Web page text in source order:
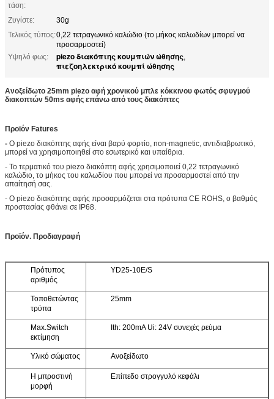
τάση:
Ζυγίστε:
30g
Τελικός τύπος:0,22 τετραγωνικό καλώδιο (το μήκος καλωδίων μπορεί να
προσαρμοστεί)
Υψηλό φως:
piezo διακόπτης κουμπιών ώθησης,
πιεζοηλεκτρικό κουμπί ώθησης
Ανοξείδωτο 25mm piezo αφή χρονικού μπλε κόκκινου φωτός σφυγμού
διακοπτών 50ms αφής επάνω από τους διακόπτες
Προϊόν Fatures
- Ο piezo διακόπτης αφής είναι βαρύ φορτίο, non-magnetic, αντιδιαβρωτικό,
μπορεί να χρησιμοποιηθεί στο εσωτερικό και υπαίθρια.
- Το τερματικό του piezo διακόπτη αφής χρησιμοποιεί 0,22 τετραγωνικό
καλώδιο, το μήκος του καλωδίου που μπορεί να προσαρμοστεί από την
απαίτησή σας.
- Ο piezo διακόπτης αφής προσαρμόζεται στα πρότυπα CE ROHS, ο βαθμός
προστασίας φθάνει σε IP68.
Προϊόν. Προδιαγραφή
Πρότυπος
αριθμός
YD25-10E/S
Τοποθετώντας
τρύπα
25mm
Max.Switch
εκτίμηση
Ith: 200mA Ui: 24V συνεχές ρεύμα
Υλικό σώματος Ανοξείδωτο
Η μπροστινή
μορφή
Επίπεδο στρογγυλό κεφάλι